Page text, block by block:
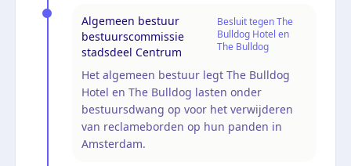
Algemeen bestuur
bestuurscommissie
stadsdeel Centrum
Besluit tegen The
Bulldog Hotel en
The Bulldog
Het algemeen bestuur legt The Bulldog
Hotel en The Bulldog lasten onder
bestuursdwang op voor het verwijderen
van reclameborden op hun panden in
Amsterdam.